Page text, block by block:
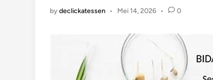
bydeclickatessen • Mei 14, 2026 • 0